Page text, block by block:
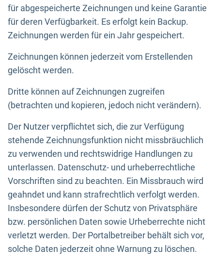
für abgespeicherte Zeichnungen und keine Garantie
für deren Verfügbarkeit. Es erfolgt kein Backup.
Zeichnungen werden für ein Jahr gespeichert.
Zeichnungen können jederzeit vom Erstellenden
gelöscht werden.
Dritte können auf Zeichnungen zugreifen
(betrachten und kopieren, jedoch nicht verändern).
Der Nutzer verpflichtet sich, die zur Verfügung
stehende Zeichnungsfunktion nicht missbräuchlich
zu verwenden und rechtswidrige Handlungen zu
unterlassen. Datenschutz- und urheberrechtliche
Vorschriften sind zu beachten. Ein Missbrauch wird
geahndet und kann strafrechtlich verfolgt werden.
Insbesondere dürfen der Schutz von Privatsphäre
bzw. persönlichen Daten sowie Urheberrechte nicht
verletzt werden. Der Portalbetreiber behält sich vor,
solche Daten jederzeit ohne Warnung zu löschen.